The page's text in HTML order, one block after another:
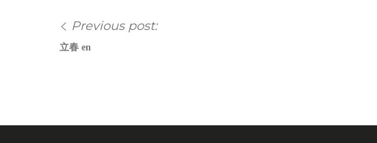
Previous post:
立春 en